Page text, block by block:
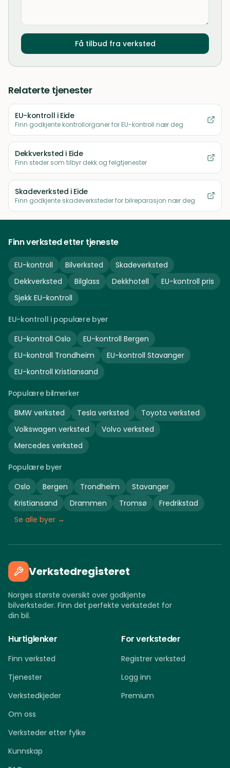
Få tilbud fra verksted
Relaterte tjenester
EU-kontroll i Eide
Finn godkjente kontrollorganer for EU-kontroll nær deg
Dekkverksted i Eide
Finn steder som tilbyr dekk og felgtjenester
Skadeverksted i Eide
Finn godkjente skadeverksteder for bilreparasjon nær deg
Finn verksted etter tjeneste
EU-kontroll Bilverksted
Skadeverksted
Dekkverksted
Bilglass Dekkhotell
EU-kontroll pris
Sjekk EU-kontroll
EU-kontroll i populære byer
EU-kontroll Oslo EU-kontroll Bergen
EU-kontroll Trondheim EU-kontroll Stavanger
EU-kontroll Kristiansand
Populære bilmerker
BMW verksted Tesla verksted Toyota verksted
Volkswagen verksted Volvo verksted
Mercedes verksted
Populære byer
Oslo
Bergen Trondheim
Stavanger
Kristiansand
Drammen Tromsø
Fredrikstad
Se alle byer →
Verkstedregisteret
Norges største oversikt over godkjente
bilverksteder. Finn det perfekte verkstedet for
din bil.
Hurtiglenker
Finn verksted
Tjenester
Verkstedkjeder
Om oss
Verksteder etter fylke
Kunnskap
For verksteder
Registrer verksted
Logg inn
Premium